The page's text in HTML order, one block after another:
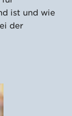
ist und wie
der